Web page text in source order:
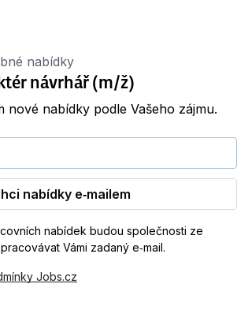
nabídky
návrhář (m/ž)
nové nabídky podle Vašeho zájmu.
nabídky e‑mailem
nabídek budou společnosti ze
Vámi zadaný e‑mail.
Jobs.cz